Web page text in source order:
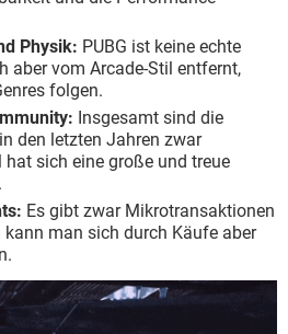
Physik: PUBG ist keine echte
aber vom Arcade-Stil entfernt,
folgen.
Insgesamt sind die
den letzten Jahren zwar
sich eine große und treue
Es gibt zwar Mikrotransaktionen
man sich durch Käufe aber